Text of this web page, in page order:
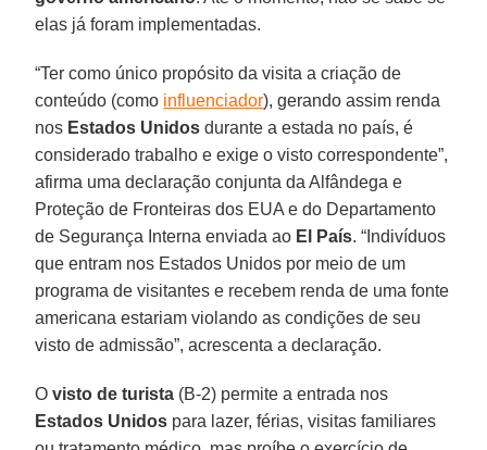
elas já foram implementadas.
“Ter como único propósito da visita a criação de
conteúdo (como influenciador), gerando assim renda
nos Estados Unidos durante a estada no país, é
considerado trabalho e exige o visto correspondente”,
afirma uma declaração conjunta da Alfândega e
Proteção de Fronteiras dos EUA e do Departamento
de Segurança Interna enviada ao El País. “Indivíduos
que entram nos Estados Unidos por meio de um
programa de visitantes e recebem renda de uma fonte
americana estariam violando as condições de seu
visto de admissão”, acrescenta a declaração.
Ovisto de turista (B-2) permite a entrada nos
Estados Unidos para lazer, férias, visitas familiares